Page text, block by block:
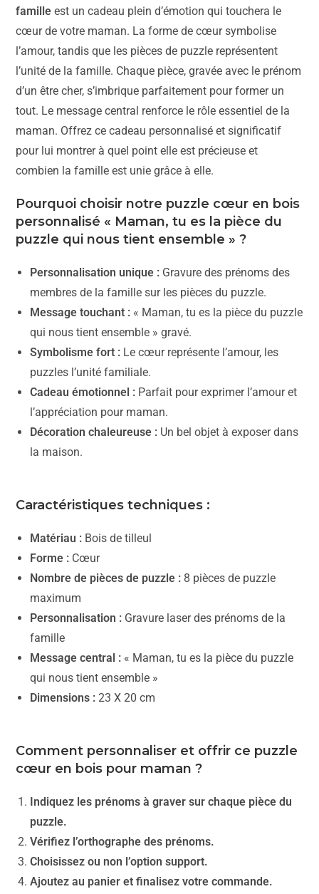
famille est un cadeau plein d’émotion qui touchera le
cœur de votre maman. La forme de cœur symbolise
l’amour, tandis que les pièces de puzzle représentent
l’unité de la famille. Chaque pièce, gravée avec le prénom
d’un être cher, s’imbrique parfaitement pour former un
tout. Le message central renforce le rôle essentiel de la
maman. Offrez ce cadeau personnalisé et significatif
pour lui montrer à quel point elle est précieuse et
combien la famille est unie grâce à elle.
Pourquoi choisir notre puzzle cœur en bois
personnalisé « Maman, tu es la pièce du
puzzle qui nous tient ensemble » ?
Personnalisation unique : Gravure des prénoms des
membres de la famille sur les pièces du puzzle.
Message touchant : « Maman, tu es la pièce du puzzle
qui nous tient ensemble » gravé.
Symbolisme fort : Le cœur représente l’amour, les
puzzles l’unité familiale.
Cadeau émotionnel : Parfait pour exprimer l’amour et
l’appréciation pour maman.
Décoration chaleureuse : Un bel objet à exposer dans
la maison.
Caractéristiques techniques :
Matériau : Bois de tilleul
Forme : Cœur
Nombre de pièces de puzzle : 8 pièces de puzzle
maximum
Personnalisation : Gravure laser des prénoms de la
famille
Message central : « Maman, tu es la pièce du puzzle
qui nous tient ensemble »
Dimensions : 23 X 20 cm
Comment personnaliser et offrir ce puzzle
cœur en bois pour maman ?
Indiquez les prénoms à graver sur chaque pièce du
puzzle.
Vérifiez l’orthographe des prénoms.
Choisissez ou non l’option support.
Ajoutez au panier et finalisez votre commande.